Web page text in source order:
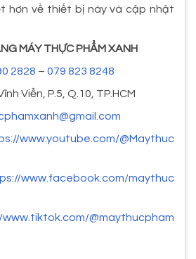
hơn về thiết bị này và cập nhật
MÁY THỰC PHẨM XANH
2828 – 079 823 8248
Viễn, P.5, Q.10, TP.HCM
www.youtube.com/@Maythuc
www.facebook.com/maythuc
@maythucpham